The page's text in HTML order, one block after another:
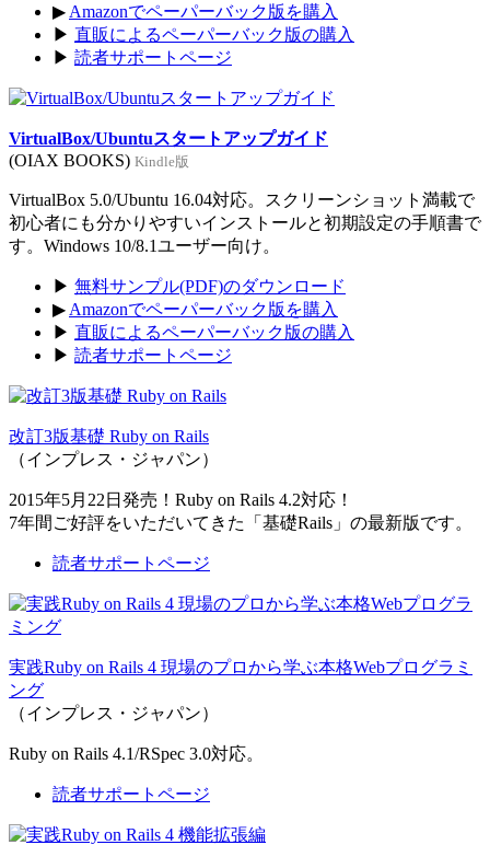
▶ Amazonでペーパーバック版を購入
▶ 直販によるペーパーバック版の購入
▶ 読者サポートページ
VirtualBox/Ubuntuスタートアップガイド
(OIAX BOOKS) Kindle版
VirtualBox 5.0/Ubuntu 16.04対応。スクリーンショット満載で
初心者にも分かりやすいインストールと初期設定の手順書で
す。Windows 10/8.1ユーザー向け。
▶ 無料サンプル(PDF)のダウンロード
▶ Amazonでペーパーバック版を購入
▶ 直販によるペーパーバック版の購入
▶ 読者サポートページ
改訂3版基礎 Ruby on Rails
（インプレス・ジャパン）
2015年5月22日発売！Ruby on Rails 4.2対応！
7年間ご好評をいただいてきた「基礎Rails」の最新版です。
読者サポートページ
実践Ruby on Rails 4 現場のプロから学ぶ本格Webプログラミ
ング
（インプレス・ジャパン）
Ruby on Rails 4.1/RSpec 3.0対応。
読者サポートページ